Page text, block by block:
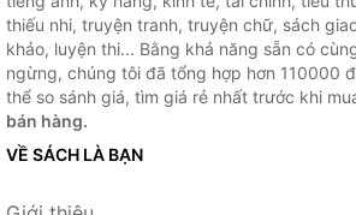
thiếu nhi, truyện tranh, truyện chữ, sách
khảo, luyện thi... Bằng khả năng sẵn có
ngừng, chúng tôi đã tổng hợp hơn 110000
thể so sánh giá, tìm giá rẻ nhất trước khi
bán hàng.
VỀ SÁCH LÀ BẠN